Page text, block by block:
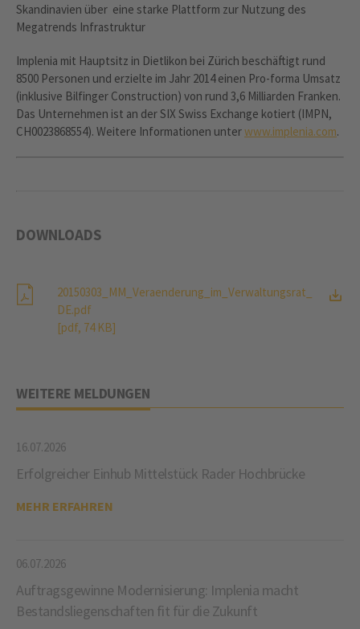
Skandinavien über eine starke Plattform zur Nutzung des
Megatrends Infrastruktur
Implenia mit Hauptsitz in Dietlikon bei Zürich beschäftigt rund
8500 Personen und erzielte im Jahr 2014 einen Pro-forma Umsatz
(inklusive Bilfinger Construction) von rund 3,6 Milliarden Franken.
Das Unternehmen ist an der SIX Swiss Exchange kotiert (IMPN,
CH0023868554). Weitere Informationen unterwww.implenia.com.
DOWNLOADS
20150303_MM_Veraenderung_im_Verwaltungsrat_
DE.pdf
[pdf, 74 KB]
WEITERE MELDUNGEN
16.07.2026
Erfolgreicher Einhub Mittelstück Rader Hochbrücke
MEHR ERFAHREN
06.07.2026
Auftragsgewinne Modernisierung: Implenia macht
Bestandsliegenschaften fit für die Zukunft